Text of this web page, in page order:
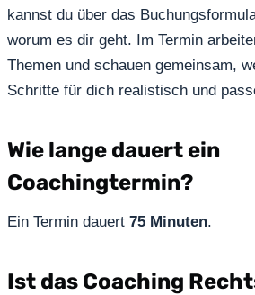
kannst du über das
worum es dir geht. Im Termin
Themen und schauen gemeinsam,
Schritte für dich realistisch und
Wie lange dauert ein
Coachingtermin?
Ein Termin dauert 75 Minuten.
Ist das Coaching